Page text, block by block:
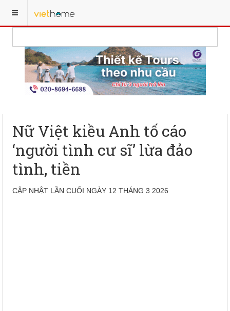
Nữ Việt kiều Anh tố cáo
‘người tình cư sĩ’ lừa đảo
tình, tiền
CẬP NHẬT LẦN CUỐI NGÀY 12 THÁNG 3 2026